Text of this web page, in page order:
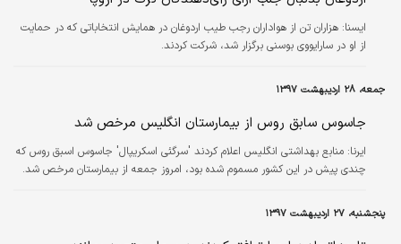
ايسنا: هزاران تن از هواداران رجب طیب اردوغان در همایش انتخاباتی که در حمایت
از او در سارایووی بوسنی برگزار شد، شرکت کردند.
جمعه، ۲۸ اردیبهشت ۱۳۹۷
جاسوس سابق روس از بیمارستان انگلیس مرخص شد
ایرنا: منابع بهداشتی انگلیس اعلام کردند 'سرگئی اسکریپال' جاسوس اسبق روس که
چندی پیش در این کشور مسموم شده بود، امروز جمعه از بیمارستان مرخص شد.
پنجشنبه، ۲۷ اردیبهشت ۱۳۹۷